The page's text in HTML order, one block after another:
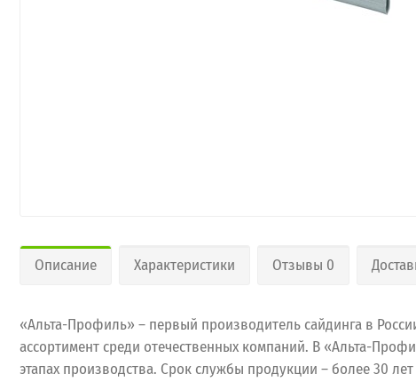
Описание Характеристики Отзывы 0
«Альта-Профиль» – первый производитель сайдинга в
ассортимент среди отечественных компаний. В «Альта-
этапах производства. Срок службы продукции – более 30 лет